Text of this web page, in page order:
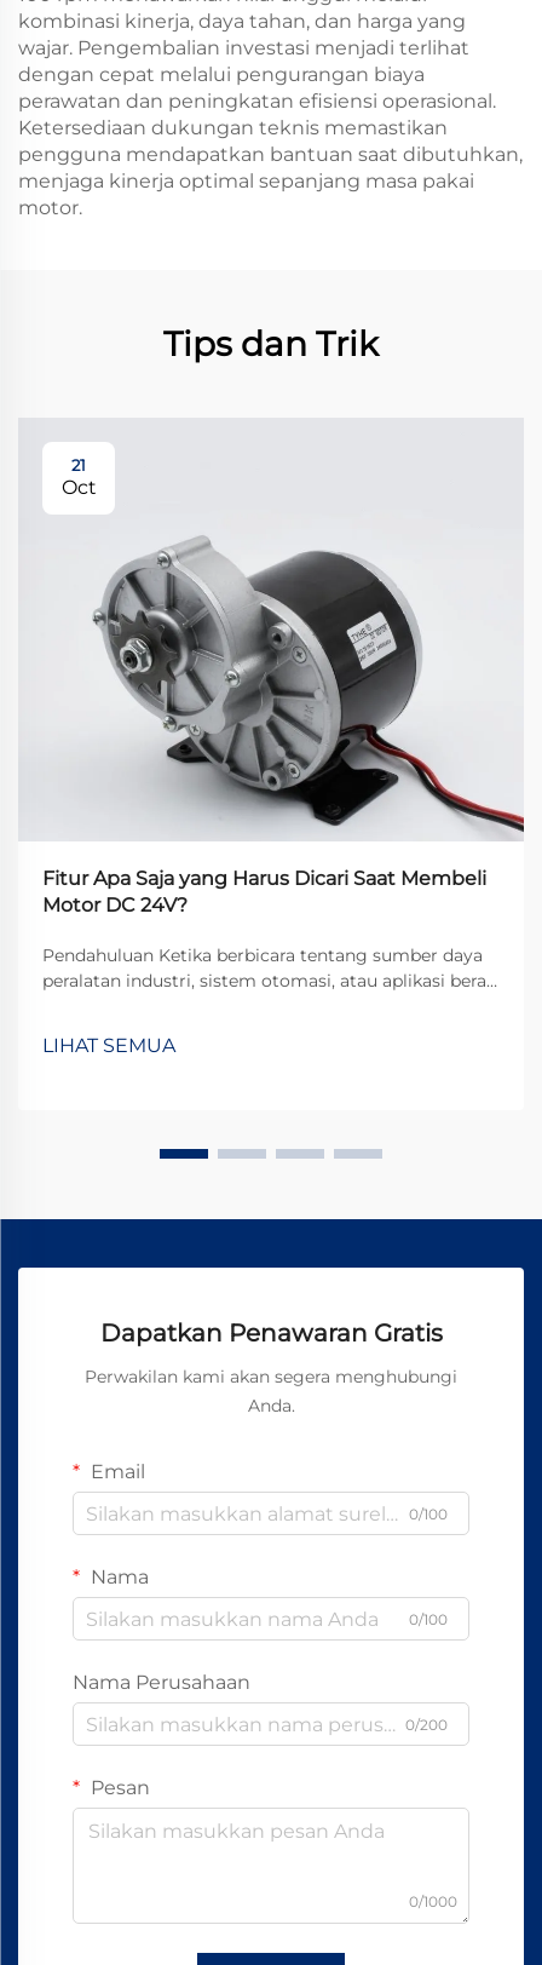
kombinasi kinerja, daya tahan, dan harga yang
wajar. Pengembalian investasi menjadi terlihat
dengan cepat melalui pengurangan biaya
perawatan dan peningkatan efisiensi operasional.
Ketersediaan dukungan teknis memastikan
pengguna mendapatkan bantuan saat dibutuhkan,
menjaga kinerja optimal sepanjang masa pakai
motor.
Tips dan Trik
21
Oct
Fitur Apa Saja yang Harus Dicari Saat Membeli
Motor DC 24V?
Pendahuluan Ketika berbicara tentang sumber daya
peralatan industri, sistem otomasi, atau aplikasi berat,
dan keamanan. Namun, memilih motor yang tepat...
LIHAT SEMUA
Dapatkan Penawaran Gratis
Perwakilan kami akan segera menghubungi
Anda.
Email
0/100
Nama
0/100
Nama Perusahaan
0/200
Pesan
0/1000